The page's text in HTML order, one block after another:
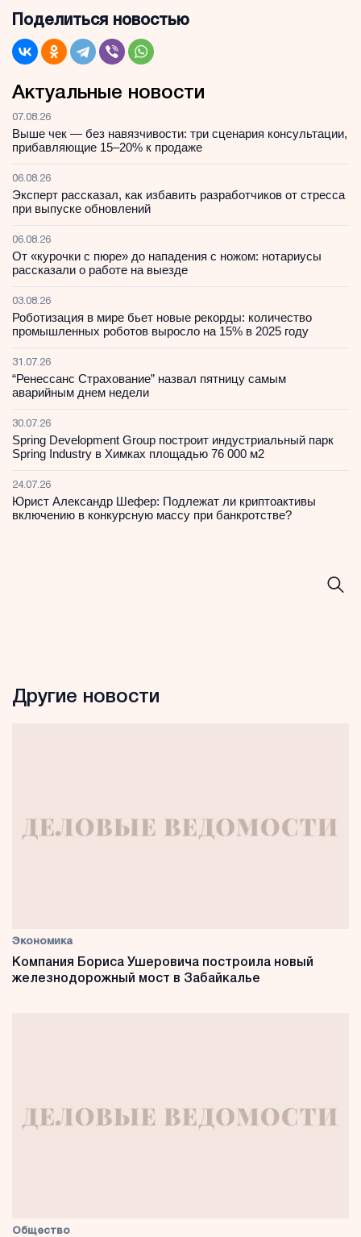
Поделиться новостью
Актуальные новости
07.08.26
Выше чек — без навязчивости: три сценария консультации,
прибавляющие 15–20% к продаже
06.08.26
Эксперт рассказал, как избавить разработчиков от стресса
при выпуске обновлений
06.08.26
От «курочки с пюре» до нападения с ножом: нотариусы
рассказали о работе на выезде
03.08.26
Роботизация в мире бьет новые рекорды: количество
промышленных роботов выросло на 15% в 2025 году
31.07.26
“Ренессанс Страхование” назвал пятницу самым
аварийным днем недели
30.07.26
Spring Development Group построит индустриальный парк
Spring Industry в Химках площадью 76 000 м2
24.07.26
Юрист Александр Шефер: Подлежат ли криптоактивы
включению в конкурсную массу при банкротстве?
Другие новости
Экономика
Компания Бориса Ушеровича построила новый
железнодорожный мост в Забайкалье
Общество